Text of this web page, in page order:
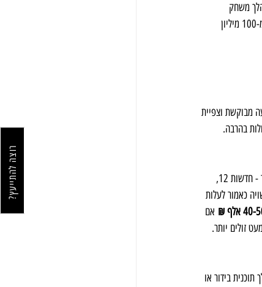
רוצה להתייעץ?
שניות במהלך משחק
(כ-25 מיליון שקל) לשידור. כמובן, הסופרבול הוא אירוע חריג עם למעלה מ-100 מיליון
מבוקשת וצפיית
רצועת הערב בערוץ 12, בערך משעה 20:00 ועד 23:00, היא היקרה ביותר. בתקופה זו משודרות התוכניות הנצפות ביותר - חדשות 12,
שניות באמצע חדות הערב עשויה כאמור לעלות
50 אלף ₪
אם
תוכנית בידור או